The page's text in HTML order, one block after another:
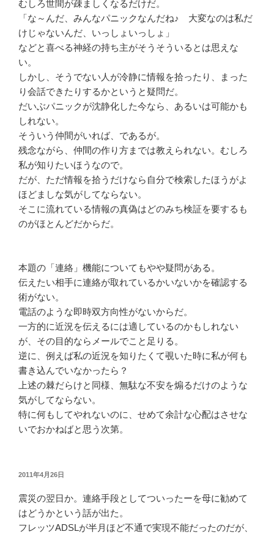
むしろ世間が疎ましくなるだけだ。
「な～んだ、みんなパニックなんだね♪ 大変なのは私だ
けじゃないんだ、いっしょいっしょ」
などと喜べる神経の持ち主がそうそういるとは思えな
い。
しかし、そうでない人が冷静に情報を拾ったり、まった
り会話できたりするかというと疑問だ。
だいぶパニックが沈静化した今なら、あるいは可能かも
しれない。
そういう仲間がいれば、であるが。
残念ながら、仲間の作り方までは教えられない。むしろ
私が知りたいほうなので。
だが、ただ情報を拾うだけなら自分で検索したほうがよ
ほどましな気がしてならない。
そこに流れている情報の真偽はどのみち検証を要するも
のがほとんどだからだ。
本題の「連絡」機能についてもやや疑問がある。
伝えたい相手に連絡が取れているかいないかを確認する
術がない。
電話のような即時双方向性がないからだ。
一方的に近況を伝えるには適しているのかもしれない
が、その目的ならメールでこと足りる。
逆に、例えば私の近況を知りたくて覗いた時に私が何も
書き込んでいなかったら？
上述の棘だらけと同様、無駄な不安を煽るだけのような
気がしてならない。
特に何もしてやれないのに、せめて余計な心配はさせな
いでおかねばと思う次第。
投
日:
2011年4月26日
震災の翌日か。連絡手段としてついったーを母に勧めて
はどうかという話が出た。
フレッツADSLが半月ほど不通で実現不能だったのだが、